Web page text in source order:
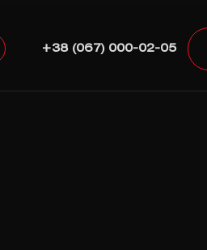
+38 (067) 000-02-05